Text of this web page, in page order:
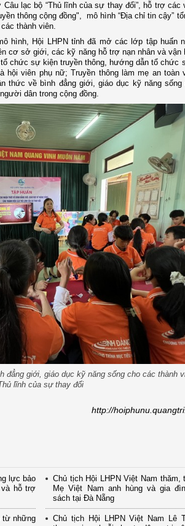
Câu lạc bộ “Thủ lĩnh của sự thay đổi”, hỗ trợ các
thông cộng đồng", mô hình “Địa chỉ tin cậy”
thành viên.
hình, Hội LHPN tỉnh đã mở các lớp tập huấn
cơ sở giới, các kỹ năng hỗ trợ nạn nhân và vận
chức sự kiện truyền thông, hướng dẫn tổ chức
hội viên phụ nữ; Truyền thông làm mẹ an toàn
thức về bình đẳng giới, giáo dục kỹ năng sống
dân trong cộng đồng.
đẳng giới, giáo dục kỹ năng sống cho các thành
lĩnh của sự thay đổi
http://
lực bảo
hỗ trợ
từ những
Chủ tịch Hội LHPN Việt Nam thăm,
Mẹ Việt Nam anh hùng và gia
sách tại Đà Nẵng
Chủ tịch Hội LHPN Việt Nam Lê